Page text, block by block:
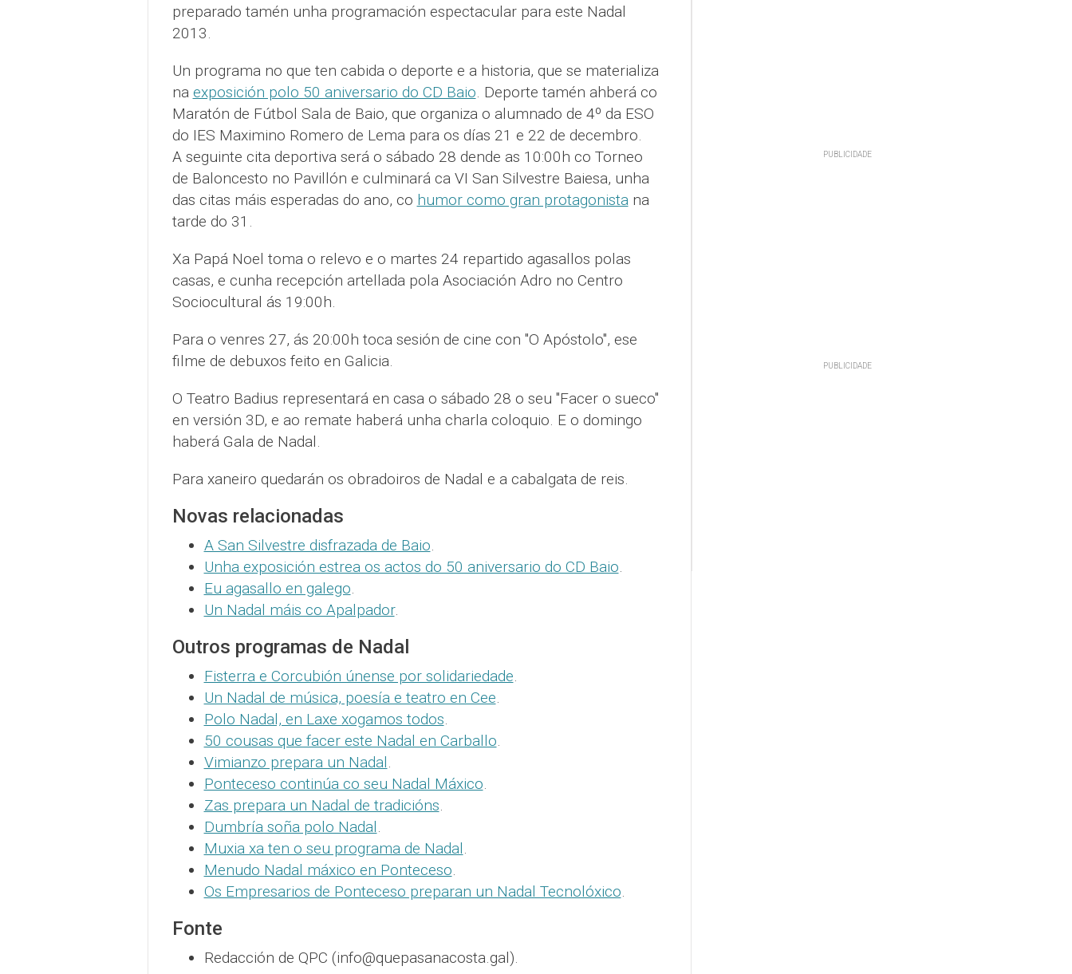
preparado tamén unha programación espectacular para este Nadal
2013.
Un programa no que ten cabida o deporte e a historia, que se materializa
na exposición polo 50 aniversario do CD Baio. Deporte tamén ahberá co
Maratón de Fútbol Sala de Baio, que organiza o alumnado de 4º da ESO
do IES Maximino Romero de Lema para os días 21 e 22 de decembro.
A seguinte cita deportiva será o sábado 28 dende as 10:00h co Torneo
de Baloncesto no Pavillón e culminará ca VI San Silvestre Baiesa, unha
das citas máis esperadas do ano, co humor como gran protagonistana
tarde do 31.
Xa Papá Noel toma o relevo e o martes 24 repartido agasallos polas
casas, e cunha recepción artellada pola Asociación Adro no Centro
Sociocultural ás 19:00h.
Para o venres 27, ás 20:00h toca sesión de cine con "O Apóstolo", ese
filme de debuxos feito en Galicia.
O Teatro Badius representará en casa o sábado 28 o seu "Facer o sueco"
en versión 3D, e ao remate haberá unha charla coloquio. E o domingo
haberá Gala de Nadal.
Para xaneiro quedarán os obradoiros de Nadal e a cabalgata de reis.
Novas relacionadas
A San Silvestre disfrazada de Baio.
Unha exposición estrea os actos do 50 aniversario do CD Baio.
Eu agasallo en galego.
Un Nadal máis co Apalpador.
Outros programas de Nadal
Fisterra e Corcubión únense por solidariedade.
Un Nadal de música, poesía e teatro en Cee.
Polo Nadal, en Laxe xogamos todos.
50 cousas que facer este Nadal en Carballo.
Vimianzo prepara un Nadal.
Ponteceso continúa co seu Nadal Máxico.
Zas prepara un Nadal de tradicións.
Dumbría soña polo Nadal.
Muxia xa ten o seu programa de Nadal.
Menudo Nadal máxico en Ponteceso.
Os Empresarios de Ponteceso preparan un Nadal Tecnolóxico.
Fonte
Redacción de QPC (info@quepasanacosta.gal).